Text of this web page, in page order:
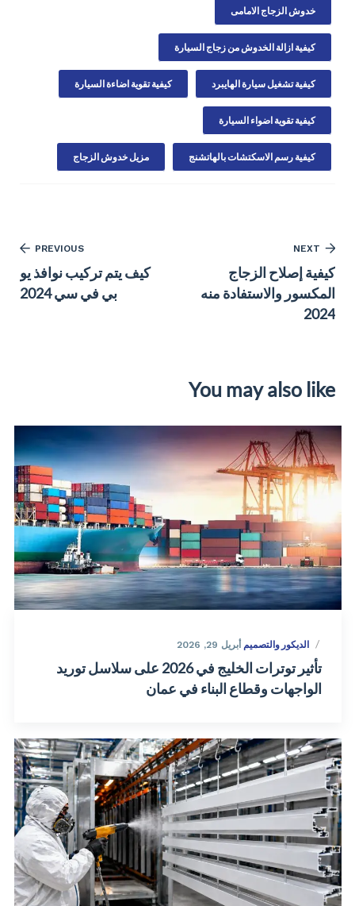
خدوش الزجاج الامامى
كيفية ازالة الخدوش من زجاج السيارة
كيفية تشغيل سيارة الهايبرد كيفية تقوية اضاءة السيارة
كيفية تقوية اضواء السيارة
كيفية رسم الاسكتشات بالهاتشنج مزيل خدوش الزجاج
PREVIOUS
كيف يتم تركيب نوافذ يو
بي في سي 2024
NEXT
كيفية إصلاح الزجاج
المكسور والاستفادة منه
2024
You may also like
الديكور والتصميم أبريل 29, 2026
تأثير توترات الخليج في 2026 على سلاسل توريد
الواجهات وقطاع البناء في عمان